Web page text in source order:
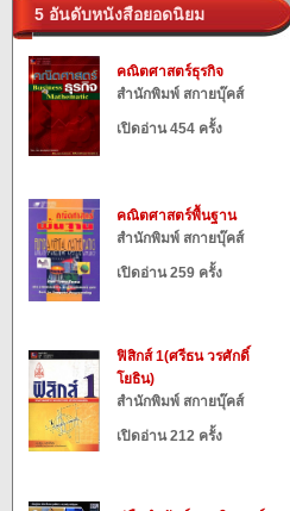
5 อันดับหนังสือยอดนิยม
คณิตศาสตร์ธุรกิจ
สำนักพิมพ์ สกายบุ๊คส์
เปิดอ่าน 454 ครั้ง
คณิตศาสตร์พื้นฐาน
สำนักพิมพ์ สกายบุ๊คส์
เปิดอ่าน 259 ครั้ง
ฟิสิกส์ 1(ศรีธน วรศักดิ์
โยธิน)
สำนักพิมพ์ สกายบุ๊คส์
เปิดอ่าน 212 ครั้ง